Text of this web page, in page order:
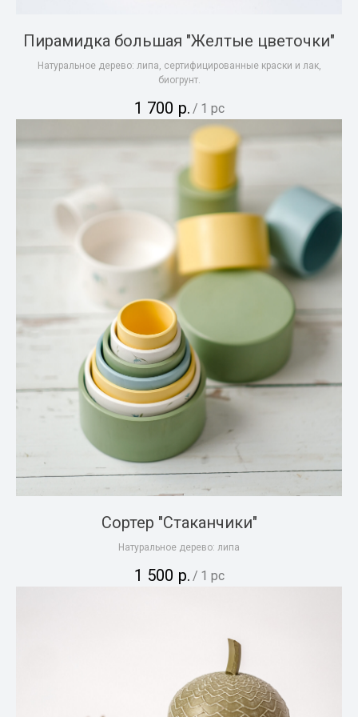
Пирамидка большая "Желтые цветочки"
Натуральное дерево: липа, сертифицированные краски и лак,
биогрунт.
1 700 р. / 1 pc
Сортер "Стаканчики"
Натуральное дерево: липа
1 500 р. / 1 pc